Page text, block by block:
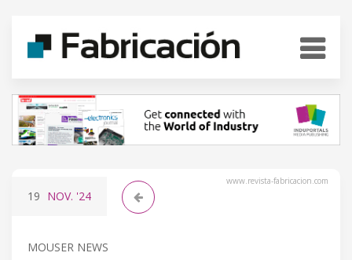
www.revista-fabricacion.com
19 NOV. '24
MOUSER NEWS